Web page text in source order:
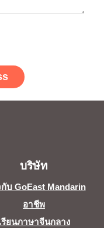
บริษัท
กับ GoEast Mandarin
อาชีพ
รียนภาษาจีนกลาง